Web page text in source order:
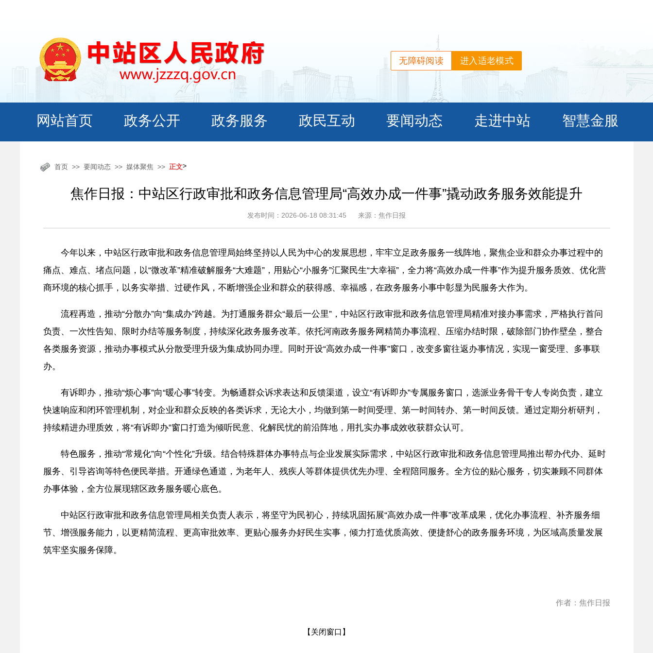
进入适老模式
无障碍阅读
首页 要闻动态 >
媒体聚焦 正文
焦作日报：中站区行政审批和政务信息管理局“高效办成一件事”撬动政务服务效能提升
发布时间：2026-06-18 08:31:45 来源：焦作日报
今年以来，中站区行政审批和政务信息管理局始终坚持以人民为中心的发展思想，牢牢立足政务服务一线阵地，聚焦企业和群众办事过程中的
痛点、难点、堵点问题，以“微改革”精准破解服务“大难题”，用贴心“小服务”汇聚民生“大幸福”，全力将“高效办成一件事”作为提升服务质效、优化营
商环境的核心抓手，以务实举措、过硬作风，不断增强企业和群众的获得感、幸福感，在政务服务小事中彰显为民服务大作为。
流程再造，推动“分散办”向“集成办”跨越。为打通服务群众“最后一公里”，中站区行政审批和政务信息管理局精准对接办事需求，严格执行首问
负责、一次性告知、限时办结等服务制度，持续深化政务服务改革。依托河南政务服务网精简办事流程、压缩办结时限，破除部门协作壁垒，整合
各类服务资源，推动办事模式从分散受理升级为集成协同办理。同时开设“高效办成一件事”窗口，改变多窗往返办事情况，实现一窗受理、多事联
办。
有诉即办，推动“烦心事”向“暖心事”转变。为畅通群众诉求表达和反馈渠道，设立“有诉即办”专属服务窗口，选派业务骨干专人专岗负责，建立
快速响应和闭环管理机制，对企业和群众反映的各类诉求，无论大小，均做到第一时间受理、第一时间转办、第一时间反馈。通过定期分析研判，
持续精进办理质效，将“有诉即办”窗口打造为倾听民意、化解民忧的前沿阵地，用扎实办事成效收获群众认可。
特色服务，推动“常规化”向“个性化”升级。结合特殊群体办事特点与企业发展实际需求，中站区行政审批和政务信息管理局推出帮办代办、延时
服务、引导咨询等特色便民举措。开通绿色通道，为老年人、残疾人等群体提供优先办理、全程陪同服务。全方位的贴心服务，切实兼顾不同群体
办事体验，全方位展现辖区政务服务暖心底色。
中站区行政审批和政务信息管理局相关负责人表示，将坚守为民初心，持续巩固拓展“高效办成一件事”改革成果，优化办事流程、补齐服务细
节、增强服务能力，以更精简流程、更高审批效率、更贴心服务办好民生实事，倾力打造优质高效、便捷舒心的政务服务环境，为区域高质量发展
筑牢坚实服务保障。
作者：焦作日报
【 关闭窗口 】